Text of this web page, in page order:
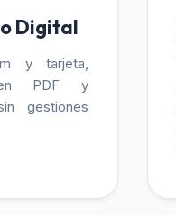
Digital
y tarjeta,
en PDF y
gestiones